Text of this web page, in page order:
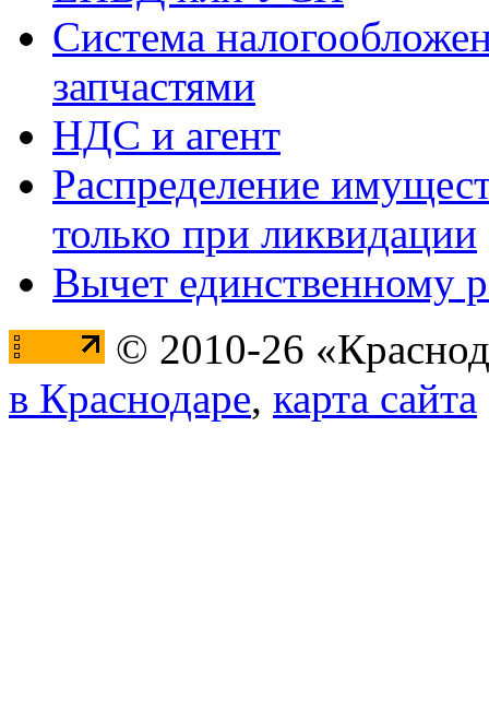
Система
запчастями
НДС и агент
Распределение
только при ликвидации
Вычет единственному
© 2010-26
в Краснодаре, карта сайта